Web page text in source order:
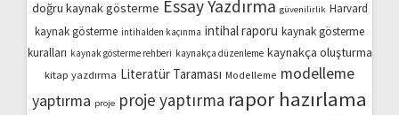
doğru kaynak gösterme Essay Yazdırma güvenilirlik Harvard
kaynak gösterme intihalden kaçınma intihal raporu kaynak gösterme
kuralları kaynak gösterme rehberi kaynakça düzenleme kaynakça oluşturma
kitap yazdırma Literatür Taraması Modelleme modelleme
yaptırma proje proje yaptırma rapor hazırlama